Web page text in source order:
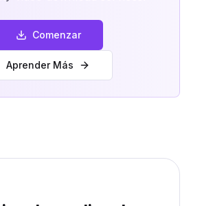
Comenzar
Aprender Más